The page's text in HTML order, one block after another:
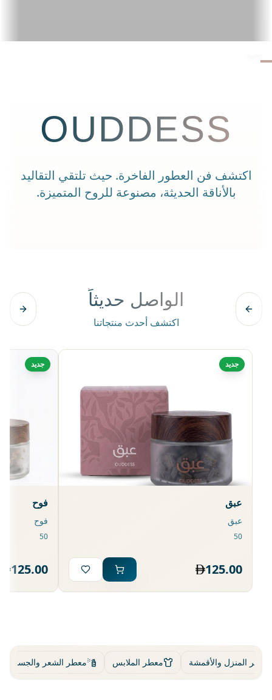
OUDDESS
اكتشف فن العطور الفاخرة. حيث تلتقي التقاليد
بالأناقة الحديثة، مصنوعة للروح المتميزة.
الواصل حديثاً
اكتشف أحدث منتجاتنا
جديد
عبق
عبق
125.00
جديد
فوح
فوح
125.00
معطر المنزل والأقمشة معطر الملابس معطر الشعر والجسم